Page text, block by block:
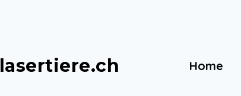
lasertiere.ch Home